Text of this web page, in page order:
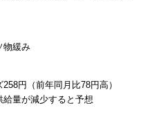
物緩み
円（前年同月比78円高）
量が減少すると予想